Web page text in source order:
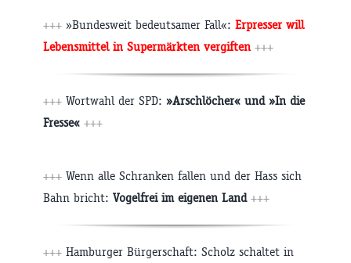
+++ »Bundesweit bedeutsamer Fall«: Erpresser will
Lebensmittel in Supermärkten vergiften +++
+++ Wortwahl der SPD: »Arschlöcher« und »In die
Fresse« +++
+++ Wenn alle Schranken fallen und der Hass sich
Bahn bricht: Vogelfrei im eigenen Land +++
+++ Hamburger Bürgerschaft: Scholz schaltet in